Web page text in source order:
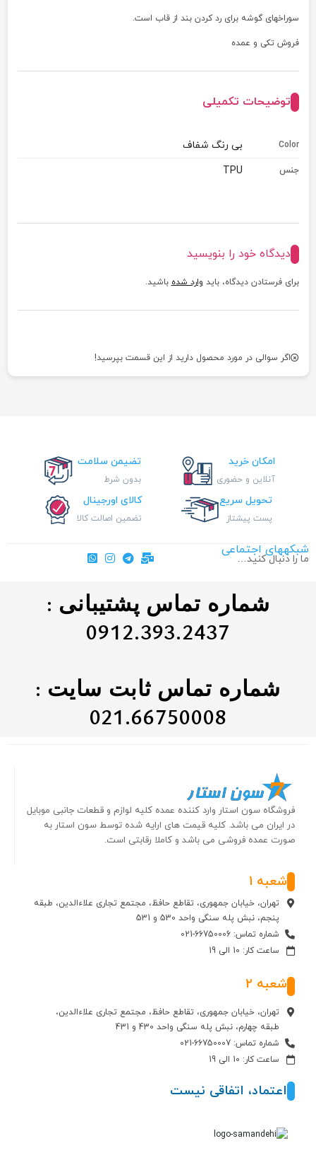
سوراخهای گوشه برای رد کردن بند از قاب است.
فروش تکی و عمده
توضیحات تکمیلی
Color بی رنگ شفاف
جنس TPU
دیدگاه خود را بنویسید
برای فرستادن دیدگاه، باید وارد شده باشید.
اگر سوالی در مورد محصول دارید از این قسمت بپرسید!
امکان خرید
آنلاین و حضوری
تضیمن سلامت
بدون شرط
تحویل سریع
پست پیشتاز
کالای اورجینال
تضمین اصالت کالا
شبکههای اجتماعی
ما را دنبال کنید…
شماره تماس پشتیبانی :
0912.393.2437
شماره تماس ثابت سایت :
021.66750008
فروشگاه سون استار وارد کننده عمده کلیه لوازم و قطعات جانبی موبایل
در ایران می باشد. کلیه قیمت های ارایه شده توسط سون استار به
صورت عمده فروشی می باشد و کاملا رقابتی است.
شعبه 1
تهران، خیابان جمهوری، تقاطع حافظ، مجتمع تجاری علاءالدین، طبقه
پنجم، نبش پله سنگی واحد 530 و 531
شماره تماس: 66750006-021
ساعت کار: 10 الی 19
شعبه 2
تهران، خیابان جمهوری، تقاطع حافظ، مجتمع تجاری علاءالدین،
طبقه چهارم، نبش پله سنگی واحد 430 و 431
شماره تماس: 66750007-021
ساعت کار: 10 الی 19
اعتماد، اتفاقی نیست